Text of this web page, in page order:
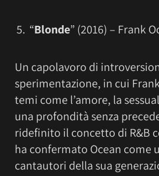
“Blonde” (2016) – Frank
Un capolavoro di
sperimentazione, in cui
temi come l’amore, la
una profondità senza
ridefinito il concetto di R&B
ha confermato Ocean come
cantautori della sua